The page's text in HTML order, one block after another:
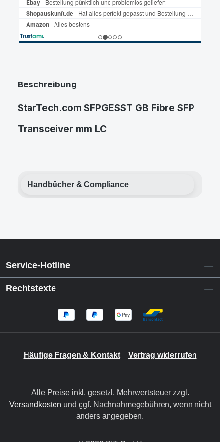
Beschreibung
StarTech.com SFPGESST GB Fibre SFP
Transceiver mm LC
Handbücher & Compliance
Service-Hotline
Rechtstexte
Häufige Fragen & Kontakt Vertrag widerrufen
Alle Preise inkl. gesetzl. Mehrwertsteuer zzgl.
Versandkosten und ggf. Nachnahmegebühren, wenn nicht
anders angegeben.